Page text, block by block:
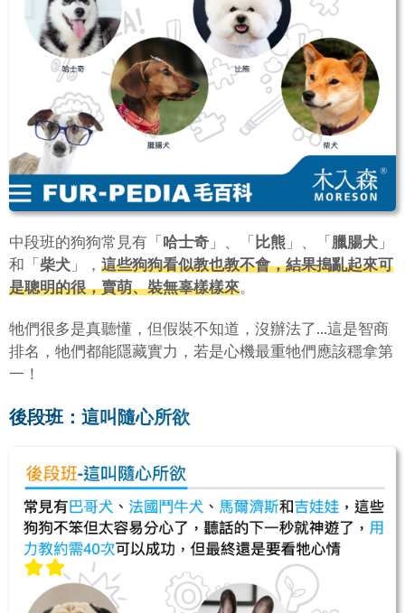
中段班的狗狗常見有「 哈士奇 」、「 比熊 」、「 臘腸犬 」
和「 柴犬 」， 這些狗狗看似教也教不會，結果搗亂起來可
是聰明的很，賣萌、裝無辜樣樣來。
牠們很多是真聽懂，但假裝不知道，沒辦法了...這是智商
排名，牠們都能隱藏實力，若是心機最重牠們應該穩拿第
一！
後段班：這叫隨心所欲